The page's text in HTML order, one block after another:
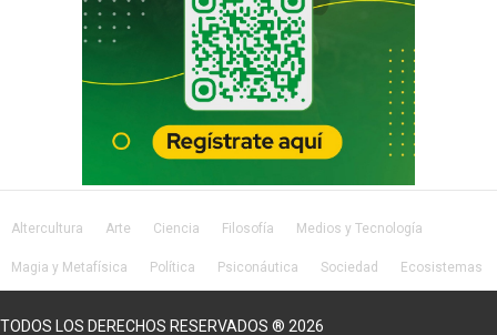
Altercultura Arte Ciencia Filosofía Medios y Tecnología
Magia y Metafísica Política Psiconáutica Sociedad Ecosistemas
TODOS LOS DERECHOS RESERVADOS ® 2026